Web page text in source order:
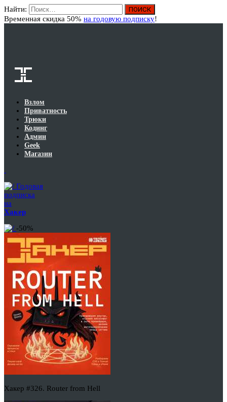
Найти:
Временная скидка 50% на годовую подписку!
Взлом
Приватность
Трюки
Кодинг
Админ
Geek
Магазин
Годовая
подписка
на
Хакер
-50%
Хакер #326. Router from Hell